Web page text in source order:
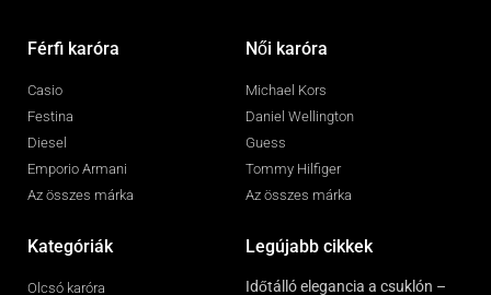
Férfi karóra
Casio
Festina
Diesel
Emporio Armani
Az összes márka
Női karóra
Michael Kors
Daniel Wellington
Guess
Tommy Hilfiger
Az összes márka
Kategóriák
Olcsó karóra
Legújabb cikkek
Időtálló elegancia a csuklón –